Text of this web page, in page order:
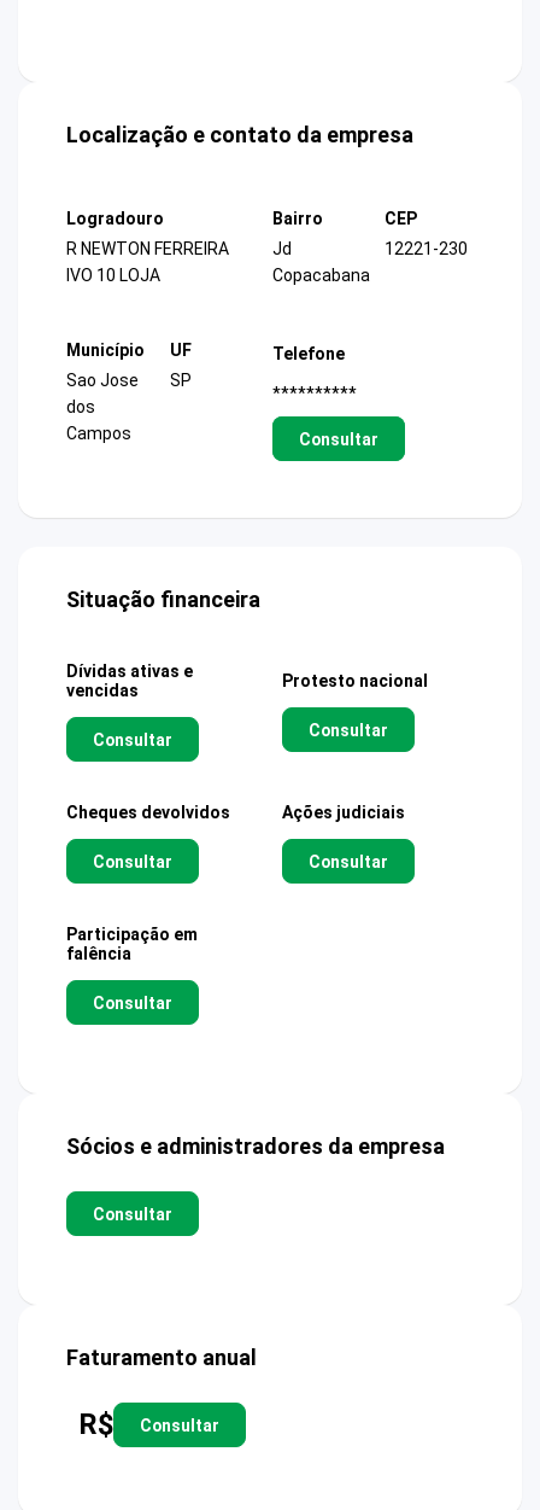
Localização e contato da empresa
Logradouro
R NEWTON FERREIRA
IVO 10 LOJA
Bairro
Jd
Copacabana
CEP
12221-230
Município
Sao Jose
dos
Campos
UF
SP
Telefone
**********
Consultar
Situação financeira
Dívidas ativas e
vencidas
Consultar
Protesto nacional
Consultar
Cheques devolvidos
Consultar
Ações judiciais
Consultar
Participação em
falência
Consultar
Sócios e administradores da empresa
Consultar
Faturamento anual
R$ Consultar